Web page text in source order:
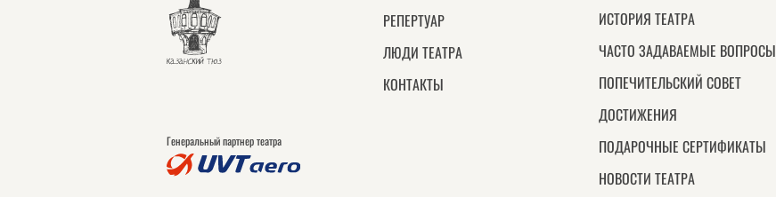
Генеральный партнер театра
РЕПЕРТУАР
ЛЮДИ ТЕАТРА
КОНТАКТЫ
ИСТОРИЯ ТЕАТРА
ЧАСТО ЗАДАВАЕМЫЕ ВОПРОСЫ
ПОПЕЧИТЕЛЬСКИЙ СОВЕТ
ДОСТИЖЕНИЯ
ПОДАРОЧНЫЕ СЕРТИФИКАТЫ
НОВОСТИ ТЕАТРА